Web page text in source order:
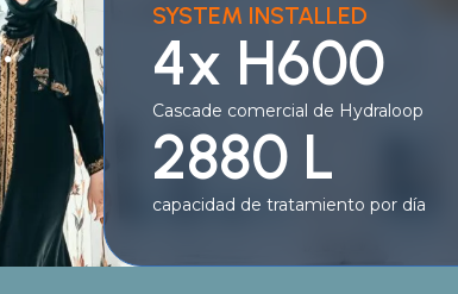
SYSTEM INSTALLED
4x H600
Cascade comercial de Hydraloop
2880 L
capacidad de tratamiento por día